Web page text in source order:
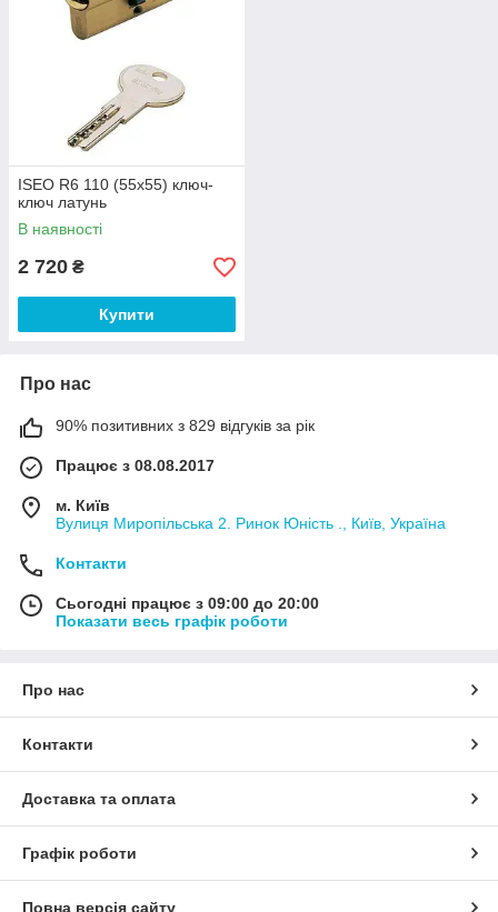
ISEO R6 110 (55х55) ключ-
ключ латунь
В наявності
2 720 ₴
Купити
Про нас
90% позитивних з 829 відгуків за рік
Працює з 08.08.2017
м. Київ
Вулиця Миропільська 2. Ринок Юність ., Київ, Україна
Контакти
Сьогодні працює з 09:00 до 20:00
Показати весь графік роботи
Про нас
Контакти
Доставка та оплата
Графік роботи
Повна версія сайту